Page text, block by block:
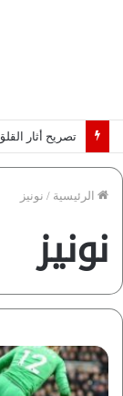
الرئيسية / نونيز
نونيز